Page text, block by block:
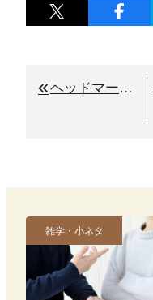
ヘッドマークの基礎知識｜サイズや役割は？買取で価値が高くなる条件とは
雑学・小ネタ